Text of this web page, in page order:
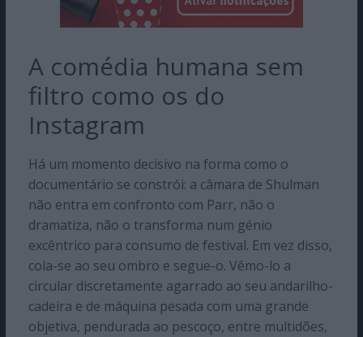
A comédia humana sem
filtro como os do
Instagram
Há um momento decisivo na forma como o
documentário se constrói: a câmara de Shulman
não entra em confronto com Parr, não o
dramatiza, não o transforma num génio
excêntrico para consumo de festival. Em vez disso,
cola-se ao seu ombro e segue-o. Vêmo-lo a
circular discretamente agarrado ao seu andarilho-
cadeira e de máquina pesada com uma grande
objetiva, pendurada ao pescoço, entre multidões,